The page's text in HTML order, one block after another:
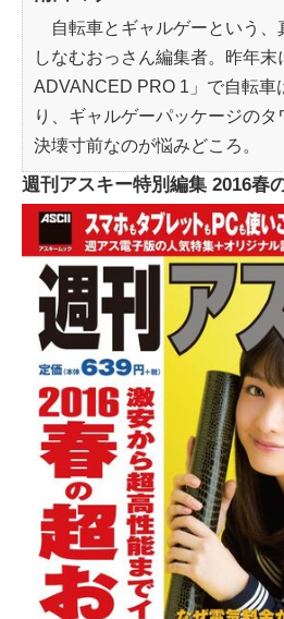
自転車とギャルゲーという、
しなむおっさん編集者。昨年
ADVANCED PRO 1」で自転車
り、ギャルゲーパッケージの
決壊寸前なのが悩みどころ。
週刊アスキー特別編集 2016春